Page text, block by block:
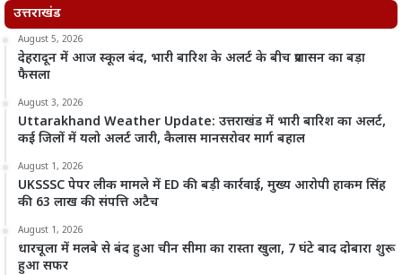
उत्तराखंड
August 5, 2026
देहरादून में आज स्कूल बंद, भारी बारिश के अलर्ट के बीच प्रशासन का बड़ा
फैसला
August 3, 2026
Uttarakhand Weather Update: उत्तराखंड में भारी बारिश का अलर्ट,
कई जिलों में यलो अलर्ट जारी, कैलास मानसरोवर मार्ग बहाल
August 1, 2026
UKSSSC पेपर लीक मामले में ED की बड़ी कार्रवाई, मुख्य आरोपी हाकम सिंह
की 63 लाख की संपत्ति अटैच
August 1, 2026
धारचूला में मलबे से बंद हुआ चीन सीमा का रास्ता खुला, 7 घंटे बाद दोबारा शुरू
हुआ सफर